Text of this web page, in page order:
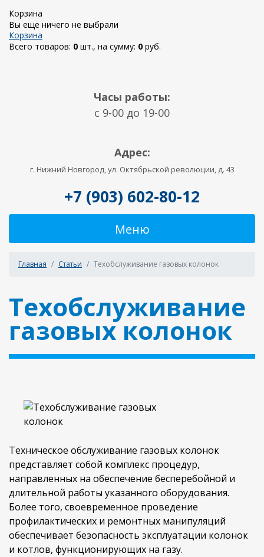
Корзина
Вы еще ничего не выбрали
Корзина
Всего товаров: 0 шт., на сумму: 0 руб.
Часы работы:
c 9-00 до 19-00
Адрес:
г. Нижний Новгород, ул. Октябрьской революции, д. 43
+7 (903) 602-80-12
Меню
Главная Статьи Техобслуживание газовых колонок
Техобслуживание
газовых колонок
Техническое обслуживание газовых колонок
представляет собой комплекс процедур,
направленных на обеспечение бесперебойной и
длительной работы указанного оборудования.
Более того, своевременное проведение
профилактических и ремонтных манипуляций
обеспечивает безопасность эксплуатации колонок
и котлов, функционирующих на газу.